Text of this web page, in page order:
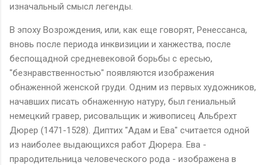
изначальный смысл легенды.
В эпоху Возрождения, или, как еще говорят, Ренессанса,
вновь после периода инквизиции и ханжества, после
беспощадной средневековой борьбы с ересью,
"безнравственностью" появляются изображения
обнаженной женской груди. Одним из первых художников,
начавших писать обнаженную натуру, был гениальный
немецкий гравер, рисовальщик и живописец Альбрехт
Дюрер (1471-1528). Диптих "Адам и Ева" считается одной
из наиболее выдающихся работ Дюрера. Ева -
прародительница человеческого рода - изображена в